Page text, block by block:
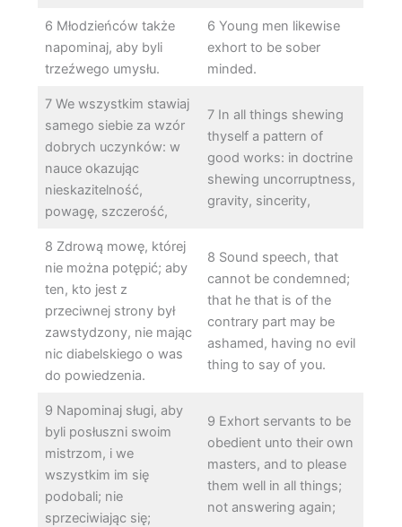
6 Młodzieńców także
napominaj, aby byli
trzeźwego umysłu.
6 Young men likewise
exhort to be sober
minded.
7 We wszystkim stawiaj
samego siebie za wzór
dobrych uczynków: w
nauce okazując
nieskazitelność,
powagę, szczerość,
7 In all things shewing
thyself a pattern of
good works: in doctrine
shewing uncorruptness,
gravity, sincerity,
8 Zdrową mowę, której
nie można potępić; aby
ten, kto jest z
przeciwnej strony był
zawstydzony, nie mając
nic diabelskiego o was
do powiedzenia.
8 Sound speech, that
cannot be condemned;
that he that is of the
contrary part may be
ashamed, having no evil
thing to say of you.
9 Napominaj sługi, aby
byli posłuszni swoim
mistrzom, i we
wszystkim im się
podobali; nie
sprzeciwiając się;
9 Exhort servants to be
obedient unto their own
masters, and to please
them well in all things;
not answering again;